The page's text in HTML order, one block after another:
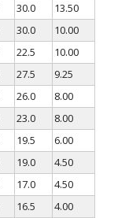
30.0
13.50
30.0
10.00
22.5
10.00
27.5
9.25
26.0
8.00
23.0
8.00
19.5
6.00
19.0
4.50
17.0
4.50
16.5
4.00